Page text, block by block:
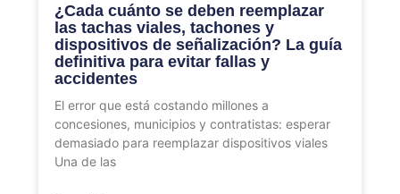
¿Cada cuánto se deben reemplazar
las tachas viales, tachones y
dispositivos de señalización? La guía
definitiva para evitar fallas y
accidentes
El error que está costando millones a
concesiones, municipios y contratistas: esperar
demasiado para reemplazar dispositivos viales
Una de las